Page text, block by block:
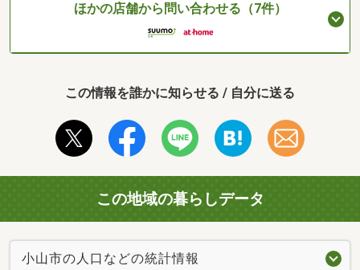
ほかの店舗から問い合わせる（7件）
この情報を誰かに知らせる / 自分に送る
この地域の暮らしデータ
小山市の人口などの統計情報